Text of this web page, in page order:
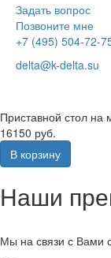
Задать вопрос
Позвоните мне
+7 (495) 504-72-
delta@k-delta.su
Приставной стол на
16150 руб.
В корзину
Наши
Мы на связи с Вами